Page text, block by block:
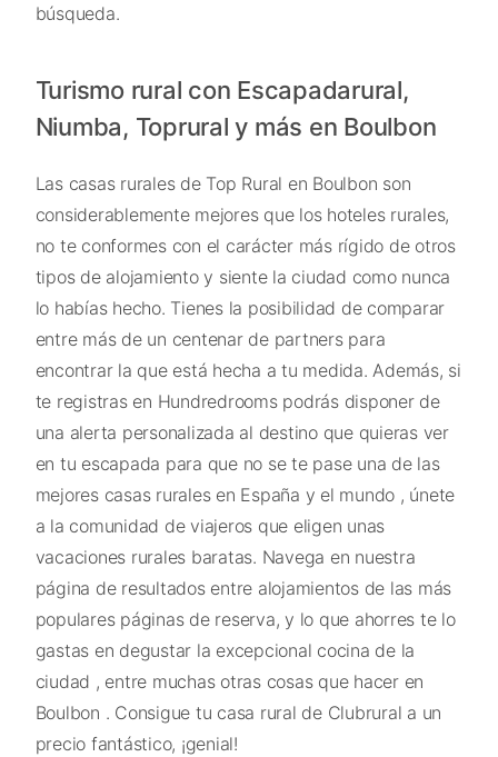
búsqueda.
Turismo rural con Escapadarural,
Niumba, Toprural y más en Boulbon
Las casas rurales de Top Rural en Boulbon son
considerablemente mejores que los hoteles rurales,
no te conformes con el carácter más rígido de otros
tipos de alojamiento y siente la ciudad como nunca
lo habías hecho. Tienes la posibilidad de comparar
entre más de un centenar de partners para
encontrar la que está hecha a tu medida. Además, si
te registras en Hundredrooms podrás disponer de
una alerta personalizada al destino que quieras ver
en tu escapada para que no se te pase una de las
mejores casas rurales en España y el mundo , únete
a la comunidad de viajeros que eligen unas
vacaciones rurales baratas. Navega en nuestra
página de resultados entre alojamientos de las más
populares páginas de reserva, y lo que ahorres te lo
gastas en degustar la excepcional cocina de la
ciudad , entre muchas otras cosas que hacer en
Boulbon . Consigue tu casa rural de Clubrural a un
precio fantástico, ¡genial!